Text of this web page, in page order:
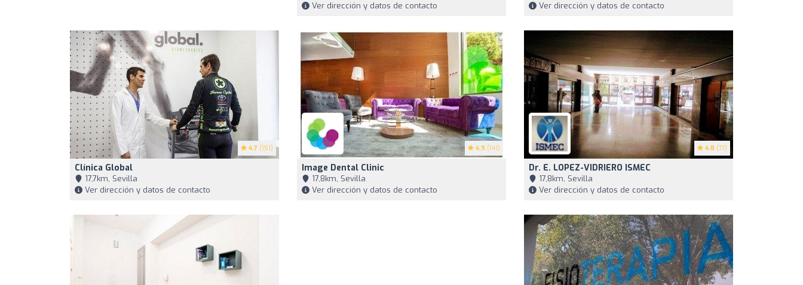
Ver dirección y datos de contacto
Ver dirección y datos de contacto
4.7 (151)
Clínica Global
17,7km, Sevilla
Ver dirección y datos de contacto
4.9 (141)
Image Dental Clinic
17,8km, Sevilla
Ver dirección y datos de contacto
4.8 (77)
Dr. E. LOPEZ-VIDRIERO ISMEC
17,8km, Sevilla
Ver dirección y datos de contacto